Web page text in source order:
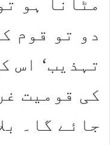
دو تو قوم
تہذیب‘ اس
کی قومیت
جائے گا۔